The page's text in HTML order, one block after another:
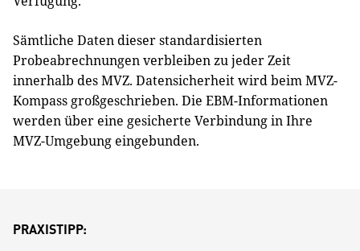
Sämtliche Daten dieser standardisierten
Probeabrechnungen verbleiben zu jeder Zeit
innerhalb des MVZ. Datensicherheit wird beim MVZ-
Kompass großgeschrieben. Die EBM-Informationen
werden über eine gesicherte Verbindung in Ihre
MVZ-Umgebung eingebunden.
PRAXISTIPP: